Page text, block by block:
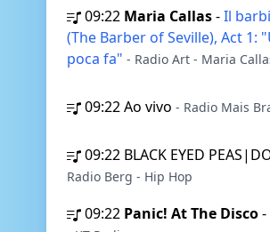
09:22 Maria Callas-Il
(The Barber of Seville), Act 1:
poca fa" - Radio Art - Maria
09:22Ao vivo - Radio Mais
09:22 BLACK EYED
Radio Berg - Hip Hop
09:22 Panic! At The Disco-